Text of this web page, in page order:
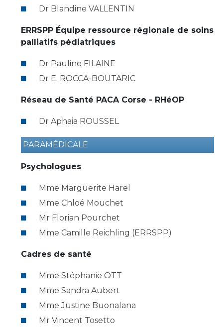
Qualité
Nos indicateurs qualité et de sécurité des soins
Protection des données
Sécurité
Lieu de santé sans tabac
Dr Blandine VALLENTIN
ERRSPP Équipe ressource régionale de soins
palliatifs pédiatriques
Dr Pauline FILAINE
Dr E. ROCCA-BOUTARIC
Réseau de Santé PACA Corse - RHéOP
Dr Aphaia ROUSSEL
PARAMÉDICALE
Psychologues
Mme Marguerite Harel
Mme Chloé Mouchet
Mr Florian Pourchet
Mme Camille Reichling (ERRSPP)
Cadres de santé
Mme Stéphanie OTT
Mme Sandra Aubert
Mme Justine Buonalana
Mr Vincent Tosetto